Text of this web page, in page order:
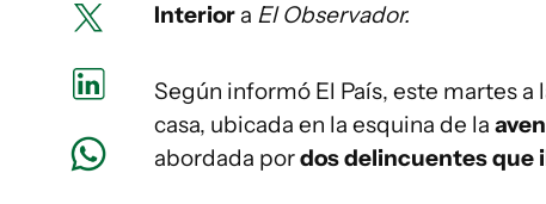
Interior a El Observador.
Según informó El País, este martes
casa, ubicada en la esquina de la
abordada pordos delincuentes que